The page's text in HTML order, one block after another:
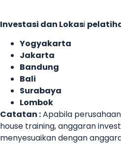
Investasi dan Lokasi
Yogyakarta
Jakarta
Bandung
Bali
Surabaya
Lombok
Catatan :Apabila
house training, anggaran
menyesuaikan dengan